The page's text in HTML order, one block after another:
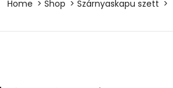
Home Shop Szárnyaskapu szett